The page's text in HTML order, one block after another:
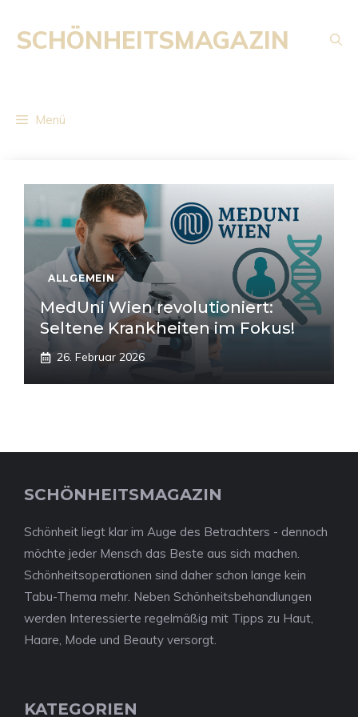
Inhalt
springen
SCHÖNHEITSMAGAZIN
Menü
ALLGEMEIN
MedUni Wien revolutioniert:
Seltene Krankheiten im Fokus!
26. Februar 2026
SCHÖNHEITSMAGAZIN
Schönheit liegt klar im Auge des Betrachters - dennoch
möchte jeder Mensch das Beste aus sich machen.
Schönheitsoperationen sind daher schon lange kein
Tabu-Thema mehr. Neben Schönheitsbehandlungen
werden Interessierte regelmäßig mit Tipps zu Haut,
Haare, Mode und Beauty versorgt.
KATEGORIEN